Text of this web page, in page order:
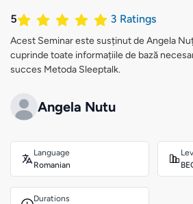
5 3 Ratings
Acest Seminar este susținut de Angela
cuprinde toate informațiile de bază
succes Metoda Sleeptalk.
Angela Nutu
Language
Romanian
Durations